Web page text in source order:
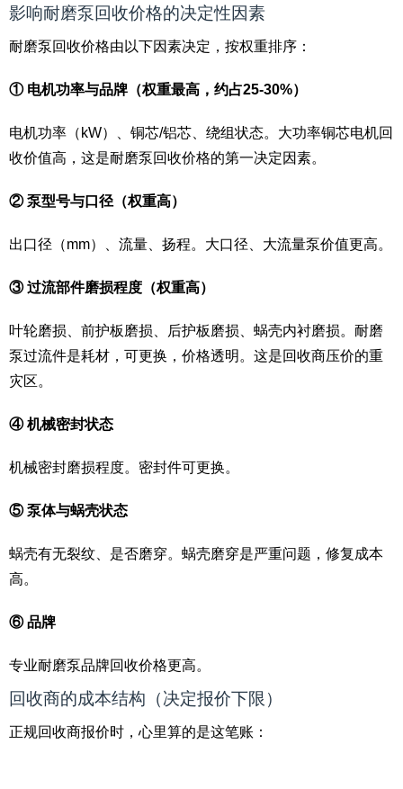
影响耐磨泵回收价格的决定性因素
耐磨泵回收价格由以下因素决定，按权重排序：
① 电机功率与品牌（权重最高，约占25-30%）
电机功率（kW）、铜芯/铝芯、绕组状态。大功率铜芯电机回
收价值高，这是耐磨泵回收价格的第一决定因素。
② 泵型号与口径（权重高）
出口径（mm）、流量、扬程。大口径、大流量泵价值更高。
③ 过流部件磨损程度（权重高）
叶轮磨损、前护板磨损、后护板磨损、蜗壳内衬磨损。耐磨
泵过流件是耗材，可更换，价格透明。这是回收商压价的重
灾区。
④ 机械密封状态
机械密封磨损程度。密封件可更换。
⑤ 泵体与蜗壳状态
蜗壳有无裂纹、是否磨穿。蜗壳磨穿是严重问题，修复成本
高。
⑥ 品牌
专业耐磨泵品牌回收价格更高。
回收商的成本结构（决定报价下限）
正规回收商报价时，心里算的是这笔账：